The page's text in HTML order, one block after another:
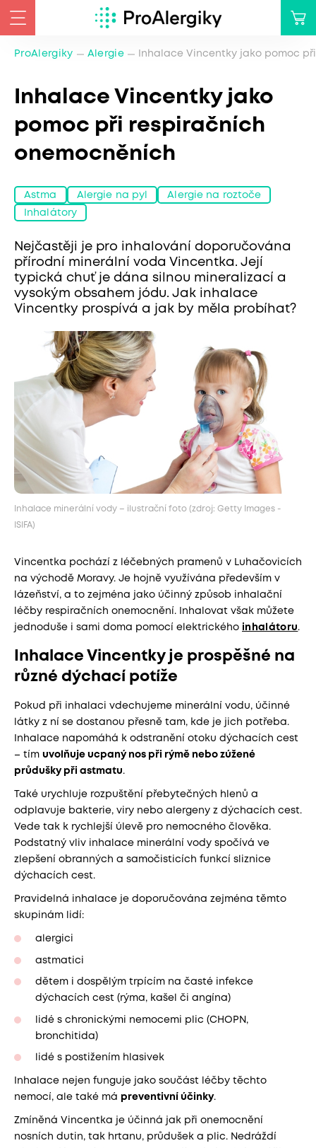
ProAlergiky Alergie Inhalace Vincentky jako pomoc
Inhalace Vincentky jako
pomoc při respiračních
onemocněních
Astma Alergie na pyl Alergie na roztoče
Inhalátory
Nejčastěji je pro inhalování doporučována
přírodní minerální voda Vincentka. Její
typická chuť je dána silnou mineralizací a
vysokým obsahem jódu. Jak inhalace
Vincentky prospívá a jak by měla probíhat?
Inhalace minerální vody – ilustrační foto (zdroj: Getty Images -
ISIFA)
Vincentka pochází z léčebných pramenů v Luhačovicích
na východě Moravy. Je hojně využívána především v
lázeňství, a to zejména jako účinný způsob inhalační
léčby respiračních onemocnění. Inhalovat však můžete
jednoduše i sami doma pomocí elektrického inhalátoru.
Inhalace Vincentky je prospěšné na
různé dýchací potíže
Pokud při inhalaci vdechujeme minerální vodu, účinné
látky z ní se dostanou přesně tam, kde je jich potřeba.
Inhalace napomáhá k odstranění otoku dýchacích cest
– tím uvolňuje ucpaný nos při rýmě nebo zúžené
průdušky při astmatu.
Také urychluje rozpuštění přebytečných hlenů a
odplavuje bakterie, viry nebo alergeny z dýchacích cest.
Vede tak k rychlejší úlevě pro nemocného člověka.
Podstatný vliv inhalace minerální vody spočívá ve
zlepšení obranných a samočisticích funkcí sliznice
dýchacích cest.
Pravidelná inhalace je doporučována zejména těmto
skupinám lidí:
alergici
astmatici
dětem i dospělým trpícím na časté infekce
dýchacích cest (rýma, kašel či angína)
lidé s chronickými nemocemi plic (CHOPN,
bronchitida)
lidé s postižením hlasivek
Inhalace nejen funguje jako součást léčby těchto
nemocí, ale také má preventivní účinky.
Zmíněná Vincentka je účinná jak při onemocnění
nosních dutin, tak hrtanu, průdušek a plic. Nedráždí